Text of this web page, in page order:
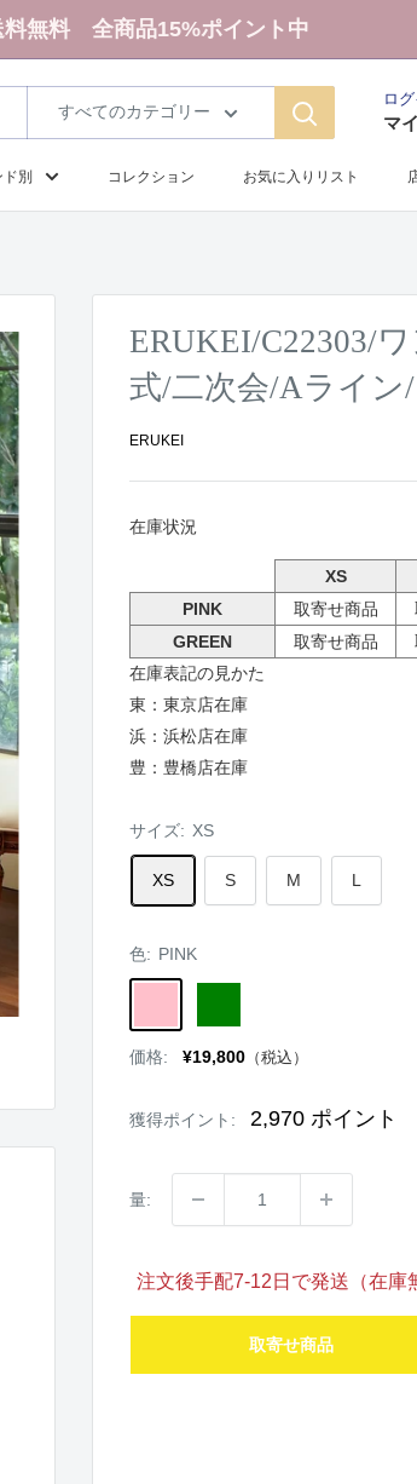
料無料 全商品15%ポイント中
すべてのカテゴリー
ロ
マ
ド別 コレクション お気に入りリスト
ERUKEI/C22303/
式/二次会/Aライン
ERUKEI
在庫状況
XS
PINK
取寄せ商品
GREEN
取寄せ商品
在庫表記の見かた
東：東京店在庫
浜：浜松店在庫
豊：豊橋店在庫
サイズ: XS
XS S M L
色: PINK
価格:
販
¥19,800 （税込）
獲得ポイント: 2,970 ポイント
量:
注文後手配7-12日で発送（在庫
取寄せ商品